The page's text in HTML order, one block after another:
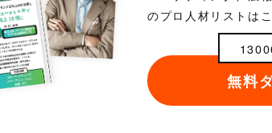
のプロ人材リストは
無料